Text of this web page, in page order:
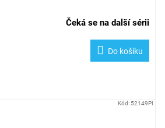
Čeká se na další sérii
Do košíku
Kód: 52149PI